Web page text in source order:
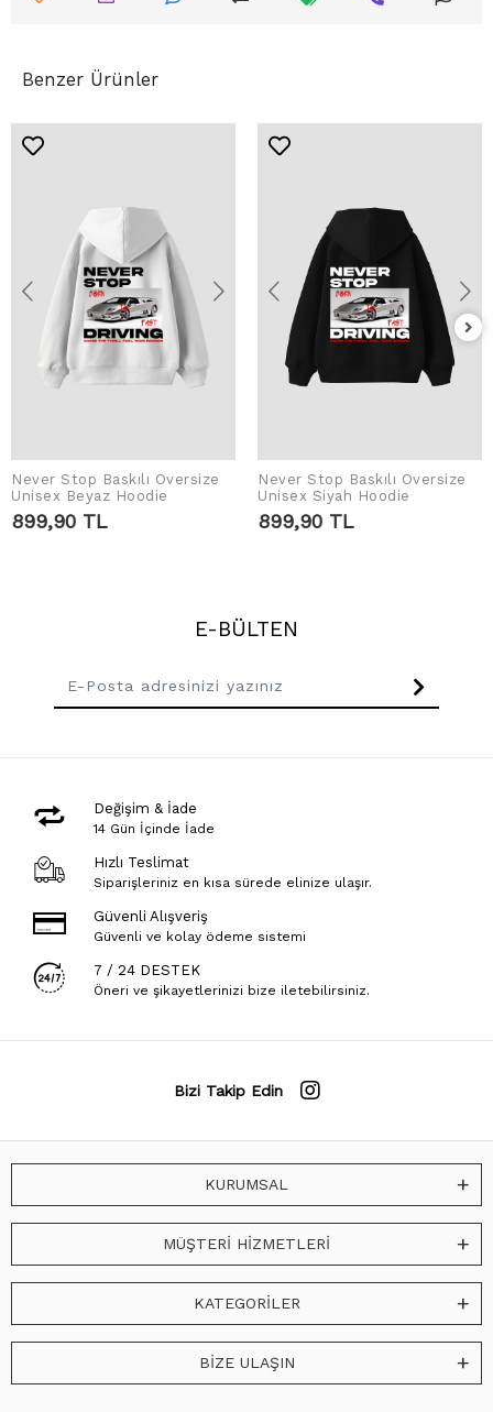
Benzer Ürünler
SEPETE EKLE
Never Stop Baskılı Oversize
Unisex Beyaz Hoodie
899,90 TL
SEPETE EKLE
Never Stop Baskılı Oversize
Unisex Siyah Hoodie
899,90 TL
E-BÜLTEN
Değişim & İade
14 Gün İçinde İade
Hızlı Teslimat
Siparişleriniz en kısa sürede elinize ulaşır.
Güvenli Alışveriş
Güvenli ve kolay ödeme sistemi
7 / 24 DESTEK
Öneri ve şikayetlerinizi bize iletebilirsiniz.
Bizi Takip Edin
KURUMSAL
MÜŞTERİ HİZMETLERİ
KATEGORİLER
BİZE ULAŞIN